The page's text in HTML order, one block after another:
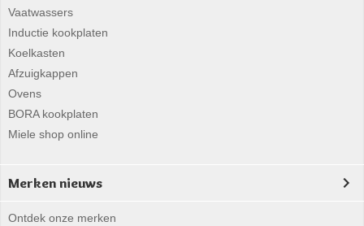
Vaatwassers
Inductie kookplaten
Koelkasten
Afzuigkappen
Ovens
BORA kookplaten
Miele shop online
Merken nieuws
Ontdek onze merken